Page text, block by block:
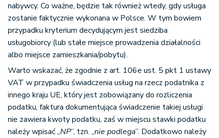
nabywcy. Co ważne, będzie tak również wtedy, gdy usługa
zostanie faktycznie wykonana w Polsce. W tym bowiem
przypadku kryterium decydującym jest siedziba
usługobiorcy (lub stałe miejsce prowadzenia działalności
albo miejsce zamieszkania/pobytu).
Warto wskazać, że zgodnie z art. 106e ust. 5 pkt 1 ustawy
VAT w przypadku świadczenia usług na rzecz podatnika z
innego kraju UE, który jest zobowiązany do rozliczenia
podatku, faktura dokumentująca świadczenie takiej usługi
nie zawiera kwoty podatku, zaś w miejscu stawki podatku
należy wpisać „NP”, tzn. „nie podlega”. Dodatkowo należy